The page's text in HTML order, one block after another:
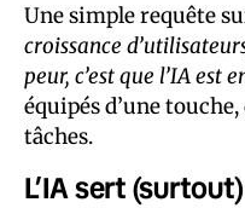
Une simple requête
croissance
peur, c’est que l’IA
équipés d’une
tâches.
L’IA sert